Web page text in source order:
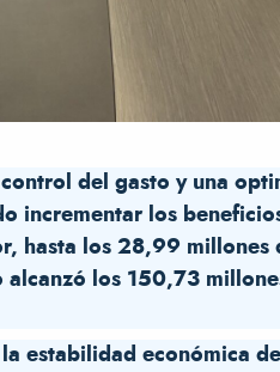
del gasto y una
incrementar los
hasta los 28,99 millones
los 150,73
estabilidad económica